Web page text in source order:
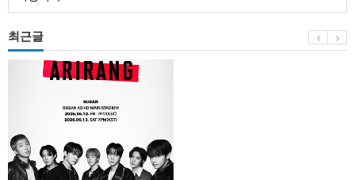
최근글
서
트